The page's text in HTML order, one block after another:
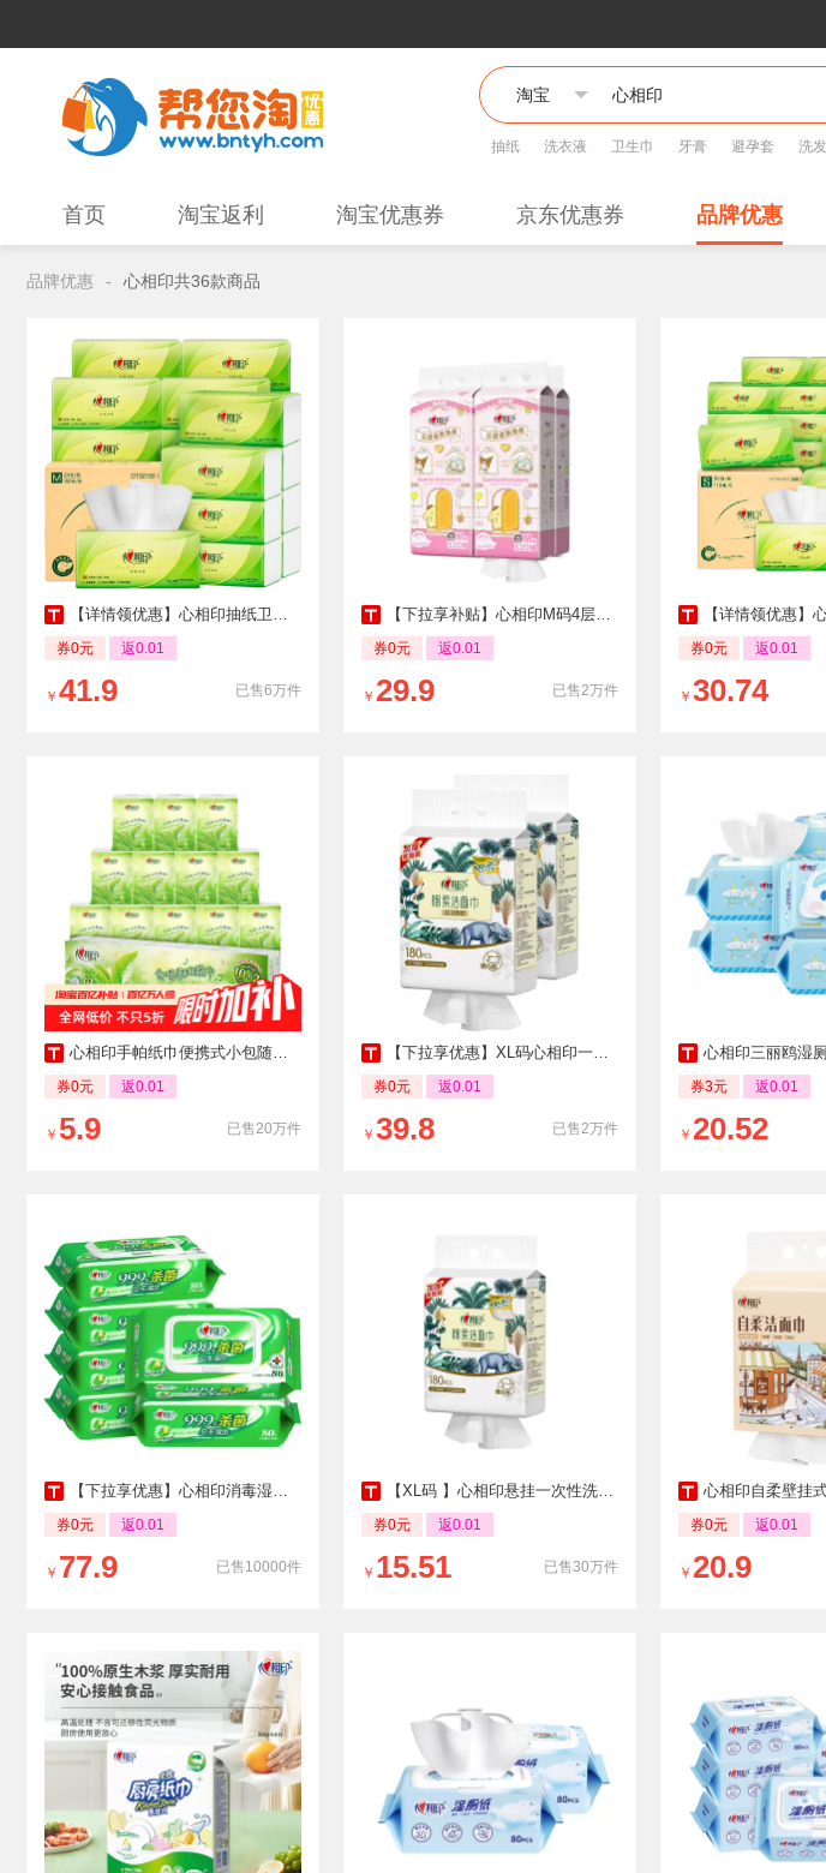
抽纸 洗衣液 卫生巾 牙膏 避孕套 洗
首页 淘宝返利 淘宝优惠券 京东优惠券 品牌优惠
品牌优惠 - 心相印共36款商品
【详情领优惠】心相印抽纸卫生纸丝享/向野而生面巾纸餐巾纸家用
券0元 返0.01
已售6万件
￥ 41.9
【下拉享补贴】心相印M码4层悬挂式抽纸多规格可选便捷家用
券0元 返0.01
已售2万件
￥ 29.9
【详情领优惠】心相印茶语丝享抽纸巾
券0元 返0.01
￥ 30.74
心相印手帕纸巾便携式小包随身装茶语4层7片12包面巾纸餐巾卫生纸
券0元 返0.01
已售20万件
￥ 5.9
【下拉享优惠】XL码心相印一次性悬挂式洗脸巾加大加厚干湿两用
券0元 返0.01
已售2万件
￥ 39.8
心相印三丽鸥湿厕纸纯水湿纸巾家庭
券3元 返0.01
￥ 20.52
【下拉享优惠】心相印消毒湿纸巾杀菌卫生80片6包便携随身医护级
券0元 返0.01
已售10000件
￥ 77.9
【XL码 】心相印悬挂一次性洗脸巾洁面巾抽纸洗面巾棉柔巾360抽
券0元 返0.01
已售30万件
￥ 15.51
心相印自柔壁挂式洗脸巾一次性棉柔洁
券0元 返0.01
￥ 20.9